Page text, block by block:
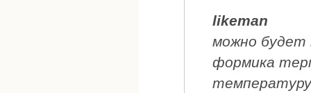
likeman
можно будет
формика
температуру